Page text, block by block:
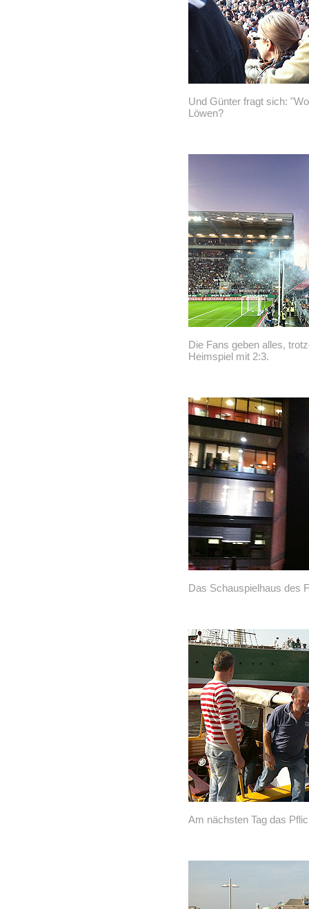
Und Günter fragt sich:
Löwen?
Die Fans geben alles,
Heimspiel mit 2:3.
Das Schauspielhaus des
Am nächsten Tag das